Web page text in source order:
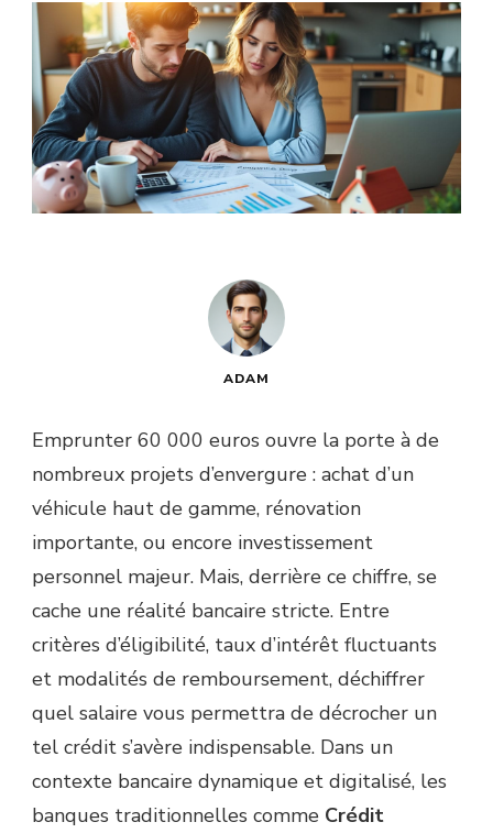
ADAM
Emprunter 60 000 euros ouvre la porte à de
nombreux projets d’envergure : achat d’un
véhicule haut de gamme, rénovation
importante, ou encore investissement
personnel majeur. Mais, derrière ce chiffre, se
cache une réalité bancaire stricte. Entre
critères d’éligibilité, taux d’intérêt fluctuants
et modalités de remboursement, déchiffrer
quel salaire vous permettra de décrocher un
tel crédit s’avère indispensable. Dans un
contexte bancaire dynamique et digitalisé, les
banques traditionnelles comme Crédit